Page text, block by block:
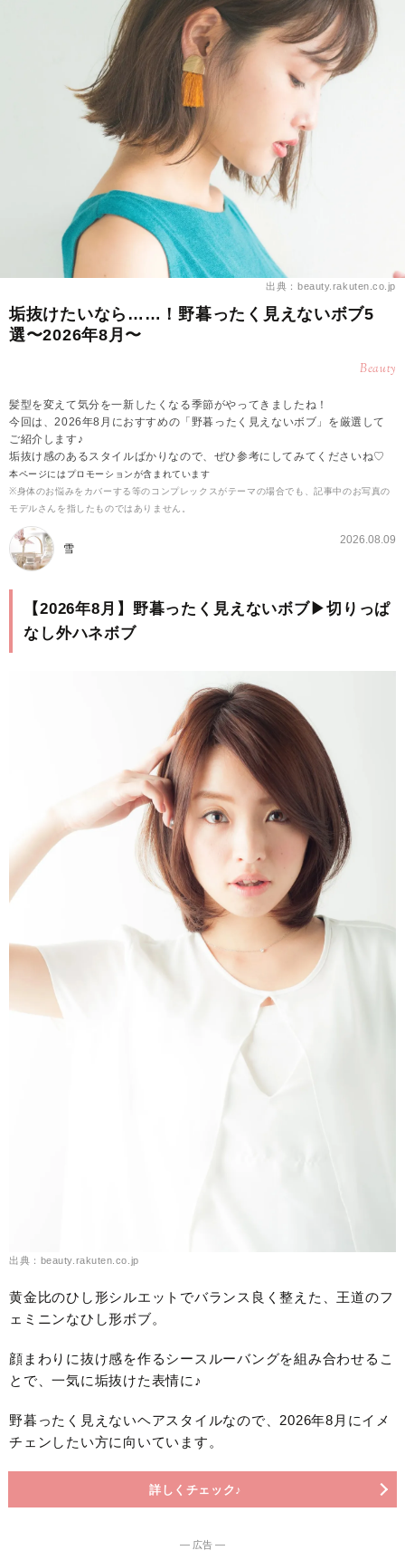
出典：beauty.rakuten.co.jp
垢抜けたいなら……！野暮ったく見えないボブ5
選〜2026年8月〜
Beauty
髪型を変えて気分を一新したくなる季節がやってきましたね！
今回は、2026年8月におすすめの「野暮ったく見えないボブ」を厳選して
ご紹介します♪
垢抜け感のあるスタイルばかりなので、ぜひ参考にしてみてくださいね♡
本ページにはプロモーションが含まれています
※身体のお悩みをカバーする等のコンプレックスがテーマの場合でも、記事中のお写真の
モデルさんを指したものではありません。
雪
2026.08.09
【2026年8月】野暮ったく見えないボブ▶切りっぱ
なし外ハネボブ
出典：beauty.rakuten.co.jp
黄金比のひし形シルエットでバランス良く整えた、王道のフ
ェミニンなひし形ボブ。
顔まわりに抜け感を作るシースルーバングを組み合わせるこ
とで、一気に垢抜けた表情に♪
野暮ったく見えないヘアスタイルなので、2026年8月にイメ
チェンしたい方に向いています。
詳しくチェック♪
― 広告 ―